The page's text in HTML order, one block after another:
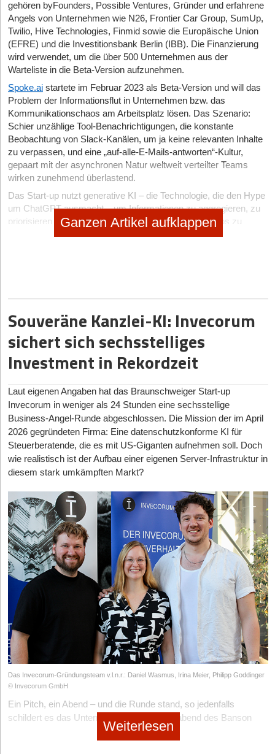
gehören byFounders, Possible Ventures, Gründer und erfahrene
Angels von Unternehmen wie N26, Frontier Car Group, SumUp,
Twilio, Hive Technologies, Finmid sowie die Europäische Union
(EFRE) und die Investitionsbank Berlin (IBB). Die Finanzierung
wird verwendet, um die über 500 Unternehmen aus der
Warteliste in die Beta-Version aufzunehmen.
Spoke.ai startete im Februar 2023 als Beta-Version und will das
Problem der Informationsflut in Unternehmen bzw. das
Kommunikationschaos am Arbeitsplatz lösen. Das Szenario:
Schier unzählige Tool-Benachrichtigungen, die konstante
Beobachtung von Slack-Kanälen, um ja keine relevanten Inhalte
zu verpassen, und eine „auf-alle-E-Mails-antworten“-Kultur,
gepaart mit der asynchronen Natur weltweit verteilter Teams
wirken zunehmend überlastend.
Das Start-up nutzt generative KI ‒ die Technologie, die den Hype
um ChatGPT ausmacht ‒ um Informationen zu aggregieren, zu
priorisieren und zusammenzufassen, um dieses Chaos zu
Benachrichtigungen, um die Inbox schneller als je zuvor zu
leeren, ohne Relevantes zu verpassen.
Generative Knowledge Base: Eine intelligente Suche, die
Tickets, Dokumente und Konversationen Tool-übergreifend
miteinander verknüpft, um stets aktuelle Antworten in
Max Brenssell, Mitgründer von Spoke.ai: „Moderne Teams
arbeiten mit einer wachsenden Anzahl spezialisierter SaaS-Tools,
gehen aber im Chaos der Konversationen und Inhalte unter, die
sich über all diese Tools erstrecken. Generative KI hat die
Fähigkeit, dieses Chaos zu durchbrechen und den Kontext zu
schaffen, der uns allen fehlt.“
Casper Bjarnason, Investor bei byFounders, ergänzt: „Die neue
Ära der Arbeit erfordert eine neue Ära der Tools. Als wir das
Gründerteam von Spoke.ai zum ersten Mal trafen, waren wir von
ihrer Produktvision überwältigt. Wir freuen uns sehr, mit Max,
Jack und Carl auf ihrer Reise zusammenzuarbeiten.“
Der erste Teil der Tool-Suite ‒ die Slack-App für KI-generierte
Zusammenfassungen ‒ startet diese Woche als offene Beta-
Version.
Hat Ihnen der Artikel gefallen?
Dann melden Sie sich kostenlos für unseren Newsletter an, um
exklusive Inhalte zu erhalten.
Ganzen Artikel aufklappen
Souveräne Kanzlei-KI: Invecorum
sichert sich sechsstelliges
Investment in Rekordzeit
Laut eigenen Angaben hat das Braunschweiger Start-up
Invecorum in weniger als 24 Stunden eine sechsstellige
Business-Angel-Runde abgeschlossen. Die Mission der im April
2026 gegründeten Firma: Eine datenschutzkonforme KI für
Steuerberatende, die es mit US-Giganten aufnehmen soll. Doch
wie realistisch ist der Aufbau einer eigenen Server-Infrastruktur in
diesem stark umkämpften Markt?
Das Invecorum-Gründungsteam v.l.n.r.: Daniel Wasmus, Irina Meier, Philipp Goddinger
© Invecorum GmbH
Ein Pitch, ein Abend – und die Runde stand, so jedenfalls
schildert es das Unternehmen. Beim Pitchabend des Banson
Business-Angel-Netzwerks in Hannover konnte das KI-Start-up
Weiterlesen